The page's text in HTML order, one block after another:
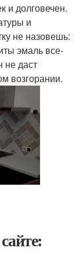
и долговечен.
и
не назовешь:
эмаль все-
не даст
возгорании.